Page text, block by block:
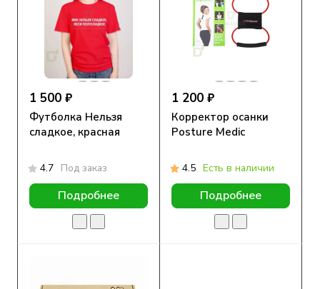
1 500 ₽
Футболка Нельзя
сладкое, красная
4.7 Под заказ
Подробнее
1 200 ₽
Корректор осанки
Posture Medic
4.5 Есть в наличии
Подробнее